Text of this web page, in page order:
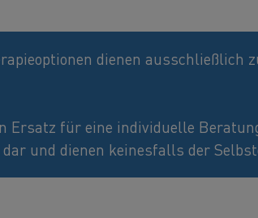
dienen ausschließlich
Ersatz für eine individuelle
und dienen keinesfalls der